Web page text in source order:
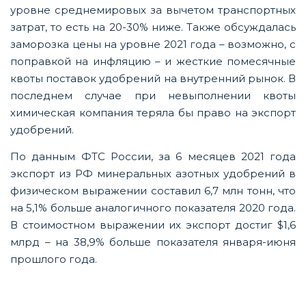
уровне среднемировых за вычетом транспортных
затрат, то есть на 20-30% ниже. Также обсуждалась
заморозка цены на уровне 2021 года – возможно, с
поправкой на инфляцию – и жесткие помесячные
квоты поставок удобрений на внутренний рынок. В
последнем случае при невыполнении квоты
химическая компания теряла бы право на экспорт
удобрений.
По данным ФТС России, за 6 месяцев 2021 года
экспорт из РФ минеральных азотных удобрений в
физическом выражении составил 6,7 млн тонн, что
на 5,1% больше аналогичного показателя 2020 года.
В стоимостном выражении их экспорт достиг $1,6
млрд ­– на 38,9% больше показателя января-июня
прошлого года.